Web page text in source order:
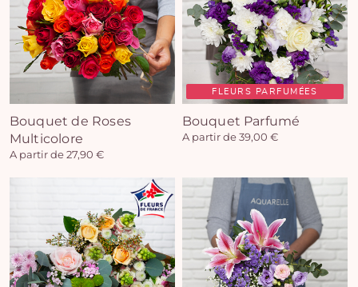
Bouquet de Roses
Multicolore
A partir de 27,90 €
FLEURS PARFUMÉES
Bouquet Parfumé
A partir de 39,00 €